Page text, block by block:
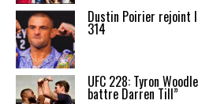
Dustin Poirier rejoint
314
UFC 228: Tyron
battre Darren Till”